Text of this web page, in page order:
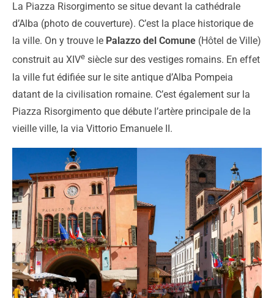
La Piazza Risorgimento se situe devant la cathédrale
d’Alba (photo de couverture). C’est la place historique de
la ville. On y trouve le Palazzo del Comune (Hôtel de Ville)
construit au XIVe siècle sur des vestiges romains. En effet
la ville fut édifiée sur le site antique d’Alba Pompeia
datant de la civilisation romaine. C’est également sur la
Piazza Risorgimento que débute l’artère principale de la
vieille ville, la via Vittorio Emanuele II.